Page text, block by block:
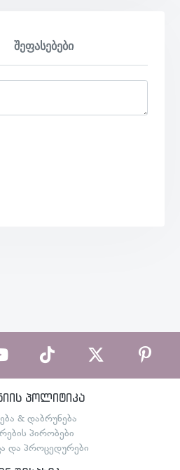
შეფასებები
პოლიტიკა
& დაბრუნება
პირობები
და პროცედურები